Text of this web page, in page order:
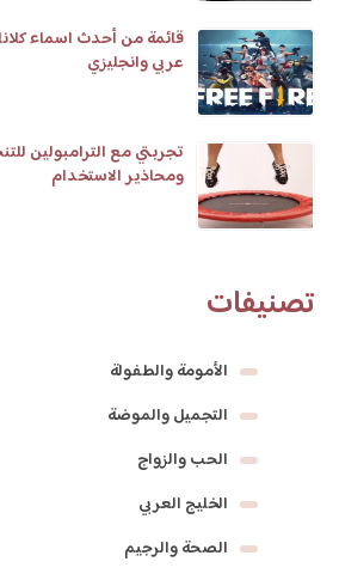
قائمة من أحدث اسماء
عربي وانجليزي
تجربتي مع الترامبولين
ومحاذير الاستخدام
تصنيفات
الأمومة والطفولة
التجميل والموضة
الحب والزواج
الخليج العربي
الصحة والرجيم